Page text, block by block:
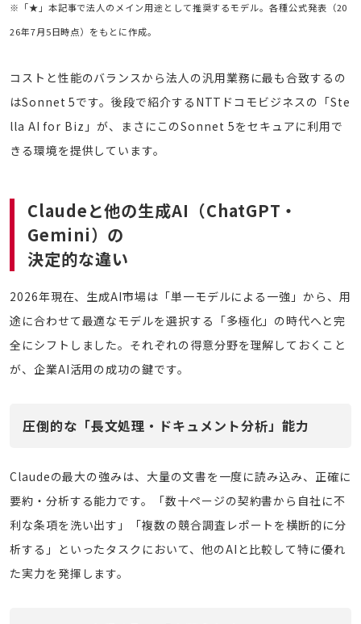
※「★」本記事で法人のメイン用途として推奨するモデル。各種公式発表（20
26年7月5日時点）をもとに作成。
コストと性能のバランスから法人の汎用業務に最も合致するの
はSonnet 5です。後段で紹介するNTTドコモビジネスの「Ste
lla AI for Biz」が、まさにこのSonnet 5をセキュアに利用で
きる環境を提供しています。
Claudeと他の生成AI（ChatGPT・
Gemini）の
決定的な違い
2026年現在、生成AI市場は「単一モデルによる一強」から、用
途に合わせて最適なモデルを選択する「多極化」の時代へと完
全にシフトしました。それぞれの得意分野を理解しておくこと
が、企業AI活用の成功の鍵です。
圧倒的な「長文処理・ドキュメント分析」能力
Claudeの最大の強みは、大量の文書を一度に読み込み、正確に
要約・分析する能力です。「数十ページの契約書から自社に不
利な条項を洗い出す」「複数の競合調査レポートを横断的に分
析する」といったタスクにおいて、他のAIと比較して特に優れ
た実力を発揮します。